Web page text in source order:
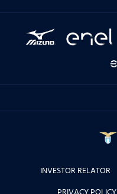
INVESTOR RELATOR